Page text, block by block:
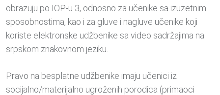
obrazuju po IOP-u 3, odnosno za učenike sa izuzetnim
sposobnostima, kao i za gluve i nagluve učenike koji
koriste elektronske udžbenike sa video sadržajima na
srpskom znakovnom jeziku.
Pravo na besplatne udžbenike imaju učenici iz
socijalno/materijalno ugroženih porodica (primaoci